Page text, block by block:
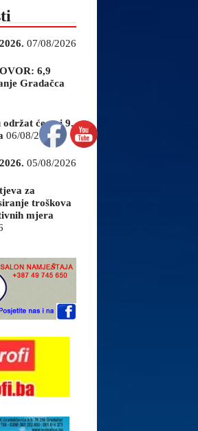
07/08/2026
6,9
Gradačca
će se i 9.
06/08/2026
05/08/2026
za
troškova
mjera